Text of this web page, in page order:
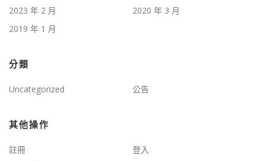
2023 年 2 月
2020 年 3 月
2019 年 1 月
分類
Uncategorized 公告
其他操作
註冊
登入